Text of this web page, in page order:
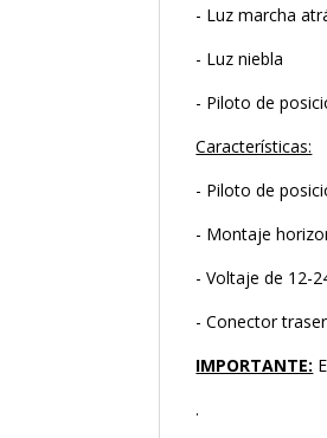
- Luz marcha
- Luz niebla
- Piloto de
Características:
- Piloto de
- Montaje
- Voltaje de 12-
- Conector
IMPORTANTE:
.